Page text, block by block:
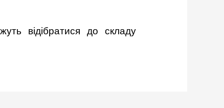
відібратися до складу